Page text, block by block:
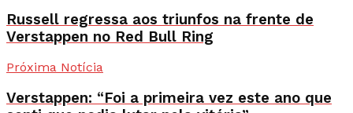
Russell regressa aos triunfos na frente de
Verstappen no Red Bull Ring
Próxima Notícia
Verstappen: “Foi a primeira vez este ano que